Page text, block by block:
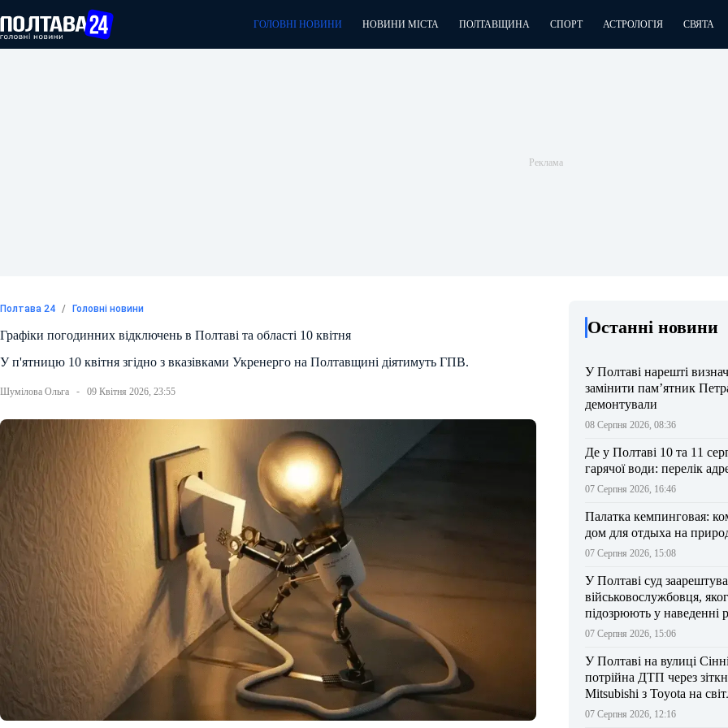
до
вмісту
ГОЛОВНІ НОВИНИ НОВИНИ МІСТА ПОЛТАВЩИНА СПОРТ АСТРОЛОГІЯ СВЯТА
Полтава 24 / Головні новини
Графіки погодинних відключень в Полтаві та області 10 квітня
У п'ятницю 10 квітня згідно з вказівками Укренерго на Полтавщині діятимуть ГПВ.
Шумілова Ольга 09 Квітня 2026, 23:55
Останні новини
У Полтаві нарешті
замінити пам’ятник
демонтували
08 Серпня 2026, 08:36
Де у Полтаві 10 та 11
гарячої води: перелік
07 Серпня 2026, 16:46
Палатка кемпинговая:
дом для отдыха на
07 Серпня 2026, 15:08
У Полтаві суд
військовослужбовця,
підозрюють у наведенні
БпЛА на власний
07 Серпня 2026, 15:06
У Полтаві на вулиці
потрійна ДТП через
Mitsubishi з Toyota на
07 Серпня 2026, 12:16